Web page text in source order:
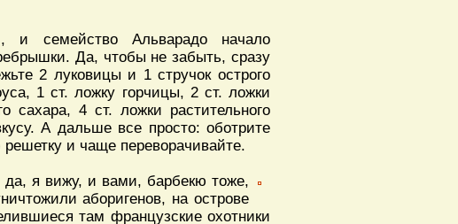
и семейство Альварадо начало
Да, чтобы не забыть, сразу
2 луковицы и 1 стручок острого
1 ст. ложку горчицы, 2 ст. ложки
сахара, 4 ст. ложки растительного
А дальше все просто: оботрите
и чаще переворачивайте.
я вижу, и вами, барбекю тоже,
аборигенов, на острове
там французские охотники